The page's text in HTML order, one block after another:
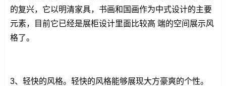
的复兴，它以明清家具，书画和国画作为中式设计的主要
元素，目前它已经是展柜设计里面比较高 端的空间展示风
格了。
3、轻快的风格。轻快的风格能够展现大方豪爽的个性。